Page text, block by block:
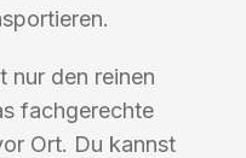
nur den reinen
fachgerechte
Ort. Du kannst